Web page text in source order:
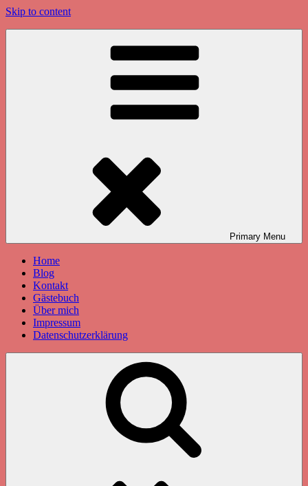
Skip to content
Primary Menu
Home
Blog
Kontakt
Gästebuch
Über mich
Impressum
Datenschutzerklärung